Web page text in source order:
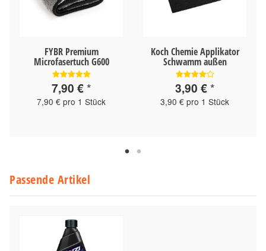
FYBR Premium
Microfasertuch G600
7,90 €*
7,90 € pro 1 Stück
Koch Chemie Applikator
Schwamm außen
3,90 €*
3,90 € pro 1 Stück
Passende Artikel